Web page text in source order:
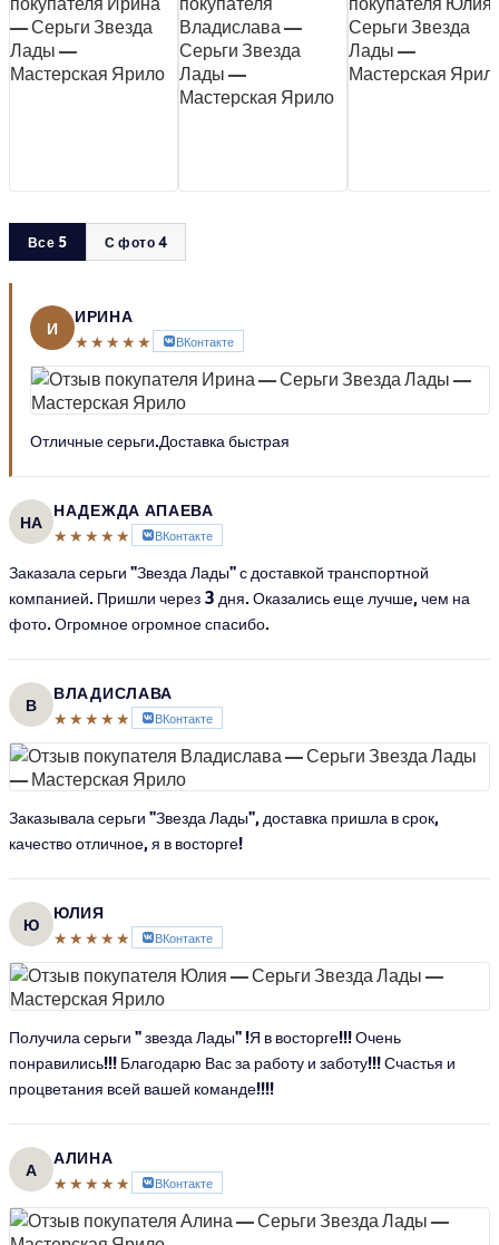
Все 5 С фото 4
И
ИРИНА
★★★★★
ВКонтакте
Отличные серьги.Доставка быстрая
НА
НАДЕЖДА АПАЕВА
★★★★★
ВКонтакте
Заказала серьги "Звезда Лады" с доставкой транспортной
компанией. Пришли через 3 дня. Оказались еще лучше, чем на
фото. Огромное огромное спасибо.
В
ВЛАДИСЛАВА
★★★★★
ВКонтакте
Заказывала серьги "Звезда Лады", доставка пришла в срок,
качество отличное, я в восторге!
Ю
ЮЛИЯ
★★★★★
ВКонтакте
Получила серьги " звезда Лады" !Я в восторге!!! Очень
понравились!!! Благодарю Вас за работу и заботу!!! Счастья и
процветания всей вашей команде!!!!
А
АЛИНА
★★★★★
ВКонтакте